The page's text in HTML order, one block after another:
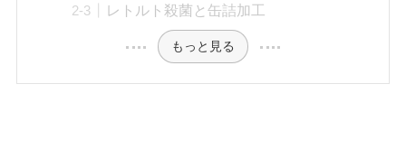
レトルト殺菌と缶詰加工
もっと見る